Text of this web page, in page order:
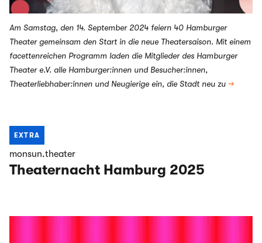
Am Samstag, den 14. September 2024 feiern 40 Hamburger
Theater gemeinsam den Start in die neue Theatersaison. Mit einem
facettenreichen Programm laden die Mitglieder des Hamburger
Theater e.V. alle Hamburger:innen und Besucher:innen,
Theaterliebhaber:innen und Neugierige ein, die Stadt neu zu →
EXTRA
monsun.theater
Theaternacht Hamburg 2025